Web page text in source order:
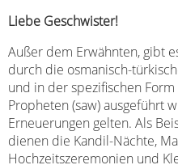
Liebe Geschwister!
Außer dem Erwähnten, gibt
durch die osmanisch-
und in der spezifischen
Propheten (saw) ausgeführt
Erneuerungen gelten. Als
dienen die Kandil-Nächte,
Hochzeitszeremonien und